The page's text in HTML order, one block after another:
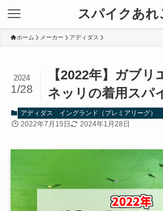
スパイクあれ
ホーム メーカー アディダス
【2022年】ガブ
ネッリの着用スパ
2024
1/28
アディダス イングランド（プレミアリーグ）
2022年7月15日 2024年1月28日